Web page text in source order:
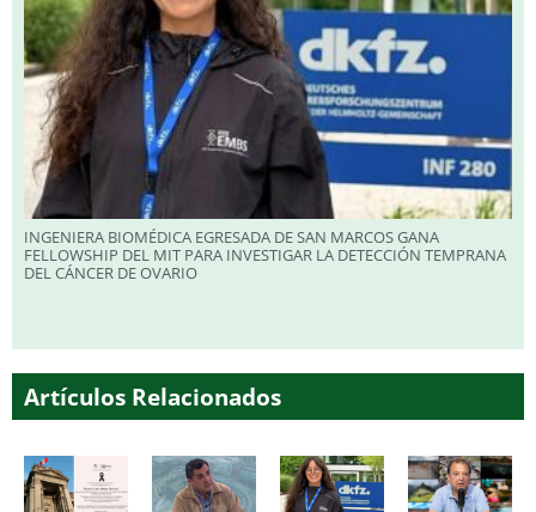
INGENIERA BIOMÉDICA EGRESADA DE SAN MARCOS GANA
FELLOWSHIP DEL MIT PARA INVESTIGAR LA DETECCIÓN TEMPRANA
DEL CÁNCER DE OVARIO
Artículos Relacionados